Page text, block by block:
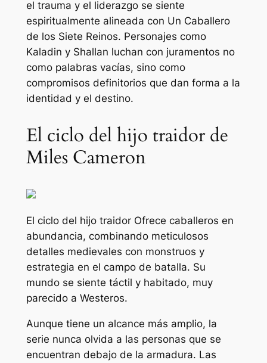
el trauma y el liderazgo se siente
espiritualmente alineada con Un Caballero
de los Siete Reinos. Personajes como
Kaladin y Shallan luchan con juramentos no
como palabras vacías, sino como
compromisos definitorios que dan forma a la
identidad y el destino.
El ciclo del hijo traidor de
Miles Cameron
El ciclo del hijo traidorOfrece caballeros en
abundancia, combinando meticulosos
detalles medievales con monstruos y
estrategia en el campo de batalla. Su
mundo se siente táctil y habitado, muy
parecido a Westeros.
Aunque tiene un alcance más amplio, la
serie nunca olvida a las personas que se
encuentran debajo de la armadura. Las